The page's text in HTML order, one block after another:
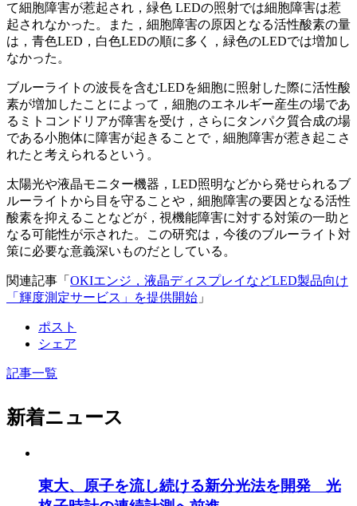
て細胞障害が惹起され，緑色 LEDの照射では細胞障害は惹
起されなかった。また，細胞障害の原因となる活性酸素の量
は，青色LED，白色LEDの順に多く，緑色のLEDでは増加し
なかった。
ブルーライトの波長を含むLEDを細胞に照射した際に活性酸
素が増加したことによって，細胞のエネルギー産生の場であ
るミトコンドリアが障害を受け，さらにタンパク質合成の場
である小胞体に障害が起きることで，細胞障害が惹き起こさ
れたと考えられるという。
太陽光や液晶モニター機器，LED照明などから発せられるブ
ルーライトから目を守ることや，細胞障害の要因となる活性
酸素を抑えることなどが，視機能障害に対する対策の一助と
なる可能性が示された。この研究は，今後のブルーライト対
策に必要な意義深いものだとしている。
関連記事「 OKIエンジ，液晶ディスプレイなどLED製品向け
「輝度測定サービス」を提供開始 」
ポスト
シェア
記事一覧
新着ニュース
東大、原子を流し続ける新分光法を開発 光